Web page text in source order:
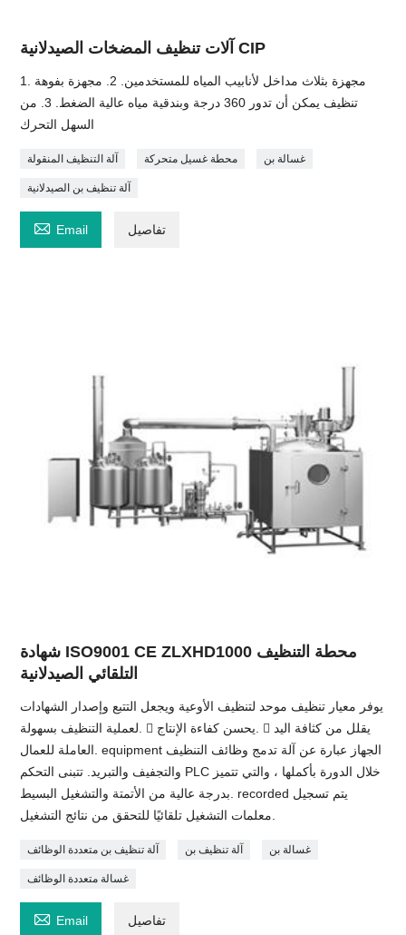
آلات تنظيف المضخات الصيدلانية CIP
1. مجهزة بثلاث مداخل لأنابيب المياه للمستخدمين. 2. مجهزة بفوهة
تنظيف يمكن أن تدور 360 درجة وبندقية مياه عالية الضغط. 3. من
السهل التحرك
آلة التنظيف المنقولة محطة غسيل متحركة غسالة بن
آلة تنظيف بن الصيدلانية
 Email تفاصيل
شهادة ISO9001 CE ZLXHD1000 محطة التنظيف
التلقائي الصيدلانية
يوفر معيار تنظيف موحد لتنظيف الأوعية ويجعل التتبع وإصدار الشهادات
لعملية التنظيف بسهولة.  يحسن كفاءة الإنتاج.  يقلل من كثافة اليد
العاملة للعمال. equipment الجهاز عبارة عن آلة تدمج وظائف التنظيف
والتجفيف والتبريد. تتبنى التحكم PLC خلال الدورة بأكملها ، والتي تتميز
بدرجة عالية من الأتمتة والتشغيل البسيط. recorded يتم تسجيل
معلمات التشغيل تلقائيًا للتحقق من نتائج التشغيل.
آلة تنظيف بن متعددة الوظائف آلة تنظيف بن غسالة بن
غسالة متعددة الوظائف
 Email تفاصيل